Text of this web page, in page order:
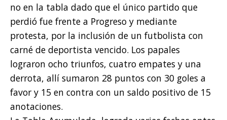
no en la tabla dado que el único partido que
perdió fue frente a Progreso y mediante
protesta, por la inclusión de un futbolista con
carné de deportista vencido. Los papales
lograron ocho triunfos, cuatro empates y una
derrota, allí sumaron 28 puntos con 30 goles a
favor y 15 en contra con un saldo positivo de 15
anotaciones.